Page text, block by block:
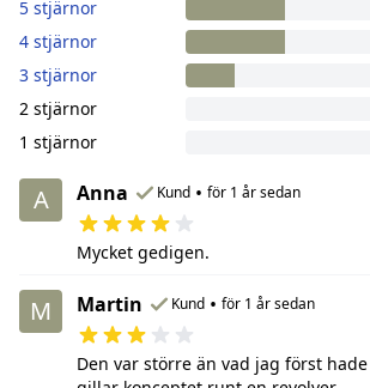
5 stjärnor
4 stjärnor
3 stjärnor
2 stjärnor
1 stjärnor
A Anna Kund • för 1 år sedan
Mycket gedigen.
M Martin Kund • för 1 år sedan
Den var större än vad jag först